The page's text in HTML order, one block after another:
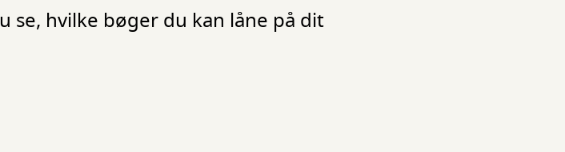
se, hvilke bøger du kan låne på dit